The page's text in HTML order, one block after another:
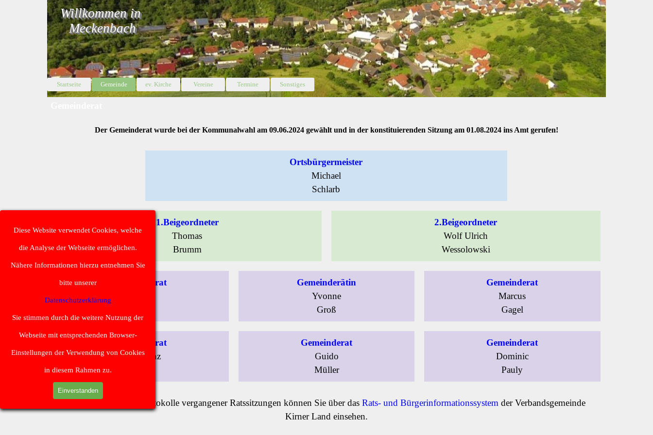
Diese Website verwendet Cookies, welche
die Analyse der Webseite ermöglichen.
Nähere Informationen hierzu entnehmen Sie
bitte unserer
Datenschutzerklärung
Sie stimmen durch die weitere Nutzung der
Webseite mit entsprechenden Browser-
Einstellungen der Verwendung von Cookies
in diesem Rahmen zu.
Einverstanden
Direkt zum Seiteninhalt
Willkommen in
Meckenbach
Menü überspringen
Startseite Gemeinde ▼
ev. Kirche ▼
Vereine ▼
Termine ▼
Sonstiges ▼
Der Gemeinderat wurde bei der Kommunalwahl am 09.06.2024 gewählt und in der konstituierenden Sitzung am 01.08.2024 ins Amt gerufen!
Ortsbürgermeister
Michael
Schlarb
1.Beigeordneter
Thomas
Brumm
2.Beigeordneter
Wolf Ulrich
Wessolowski
Gemeinderat
Gemeinderätin
Yvonne
Groß
Gemeinderat
Marcus
Gagel
Gemeinderat
Karl Heinz
Gemeinderat
Guido
Müller
Gemeinderat
Dominic
Pauly
Informationen und Protokolle vergangener Ratssitzungen können Sie über das Rats- und Bürgerinformationssystem der Verbandsgemeinde
Kirner Land einsehen.